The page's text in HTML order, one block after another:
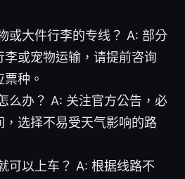
或大件行李的专线？ A: 部分
李或宠物运输，请提前咨询
种。
么办？ A: 关注官方公告，必
，选择不易受天气影响的路
可以上车？ A: 根据线路不